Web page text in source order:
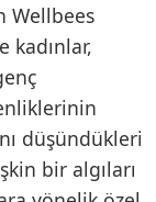
Wellbees
kadınlar,
düşündükleri
bir algıları